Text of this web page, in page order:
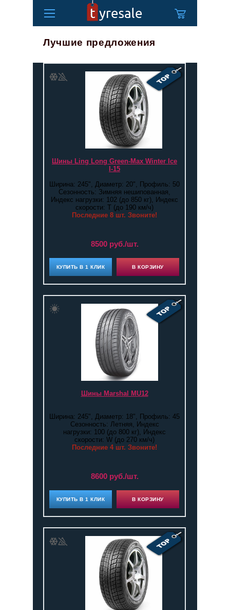
Лучшие предложения
Шины Ling Long Green-Max Winter Ice
I-15
Ширина: 245", Диаметр: 20", Профиль: 50
Сезонность: Зимняя нешипованная,
Индекс нагрузки: 102 (до 850 кг), Индекс
скорости: T (до 190 км/ч)
Последние 8 шт. Звоните!
8500 руб./шт.
КУПИТЬ В 1 КЛИК В КОРЗИНУ
Шины Marshal MU12
Ширина: 245", Диаметр: 18", Профиль: 45
Сезонность: Летняя, Индекс
нагрузки: 100 (до 800 кг), Индекс
скорости: W (до 270 км/ч)
Последние 4 шт. Звоните!
8600 руб./шт.
КУПИТЬ В 1 КЛИК В КОРЗИНУ